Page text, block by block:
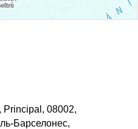
Principal, 08002,
Барселонес,